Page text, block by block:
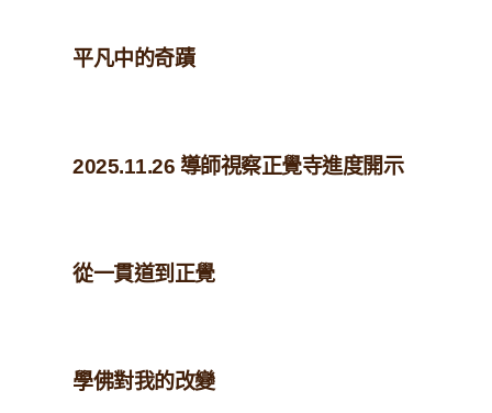
平凡中的奇蹟
2025.11.26 導師視察正覺寺進度開示
從一貫道到正覺
學佛對我的改變